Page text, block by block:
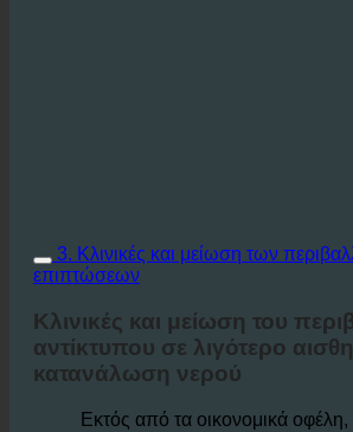
3. Κλινικές και μείωση των
επιπτώσεων
Κλινικές και μείωση του
αντίκτυπου σε λιγότερο